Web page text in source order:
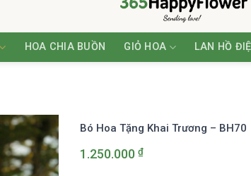
HOA CHIA BUỒN GIỎ HOA LAN HỒ
Bó Hoa Tặng Khai Trương – BH70
1.250.000 ₫